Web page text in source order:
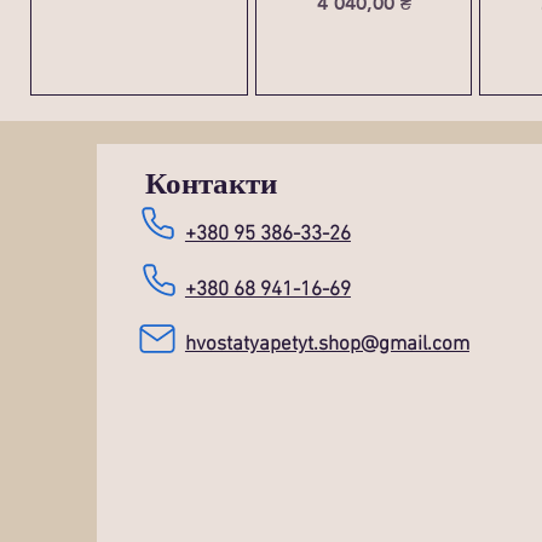
Контакти
+380 95 386-33-26
+380 68 941-16-69
hvostatyapetyt.shop@gmail.com